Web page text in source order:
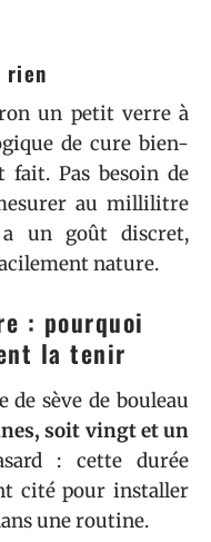
rien
un petit verre à
de cure bien-
fait. Pas besoin de
au millilitre
un goût discret,
nature.
: pourquoi
la tenir
de sève de bouleau
soit vingt et un
: cette durée
cité pour installer
une routine.